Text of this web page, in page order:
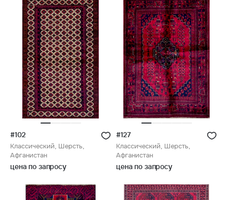
#102
Классический, Шерсть,
Афганистан
цена по запросу
#127
Классический, Шерсть,
Афганистан
цена по запросу